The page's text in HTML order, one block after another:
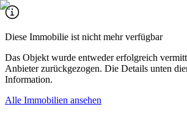
Diese Immobilie ist nicht mehr verfügbar
Das Objekt wurde entweder erfolgreich
Anbieter zurückgezogen. Die Details unten
Information.
Alle Immobilien ansehen